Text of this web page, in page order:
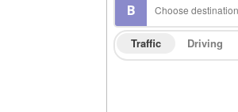
Traffic Driving